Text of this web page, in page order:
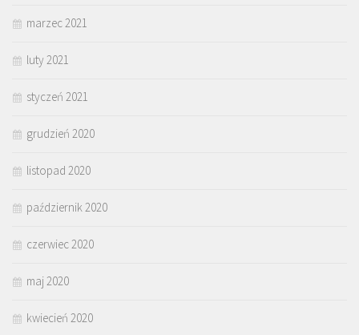
marzec 2021
luty 2021
styczeń 2021
grudzień 2020
listopad 2020
październik 2020
czerwiec 2020
maj 2020
kwiecień 2020